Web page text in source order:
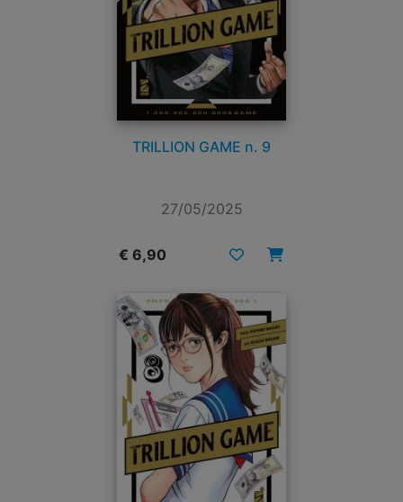
TRILLION GAME n. 9
27/05/2025
€ 6,90